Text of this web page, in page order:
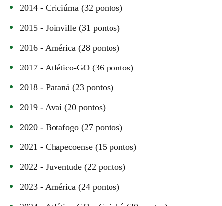
2014 - Criciúma (32 pontos)
2015 - Joinville (31 pontos)
2016 - América (28 pontos)
2017 - Atlético-GO (36 pontos)
2018 - Paraná (23 pontos)
2019 - Avaí (20 pontos)
2020 - Botafogo (27 pontos)
2021 - Chapecoense (15 pontos)
2022 - Juventude (22 pontos)
2023 - América (24 pontos)